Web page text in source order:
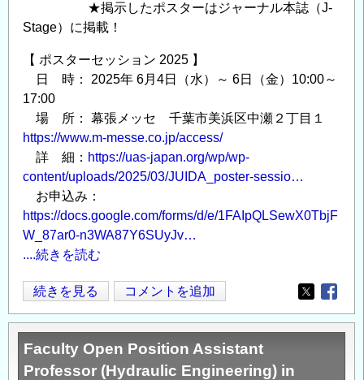
部
地
球
報
科
学
技
術
セ
ン
ー
デ
ー
タ
統
★掲示したポスターはジャーナル本誌（J-
Stage）に掲載！
【 ポスターセッション 2025 】
日 時： 2025年 6月4日（水）～ 6日（金）10:00～
17:00
場 所： 幕張メッセ 千葉市美浜区中瀬２丁目１
https://www.m-messe.co.jp/access/
詳 細： https://uas-japan.org/wp/wp-
content/uploads/2025/03/JUIDA_poster-sessio…
お申込み：
https://docs.google.com/forms/d/e/1FAIpQLSewX0TbjF
W_87ar0-n3WA87Y6SUyJv…
....続きを読む
【発
表
者
募
集】
続きを見る コメントを追加
Opens in
Faculty Open Position Assistant
Professor (Hydraulic Engineering) in